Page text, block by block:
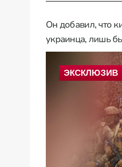
Он добавил, что
украинца, лишь